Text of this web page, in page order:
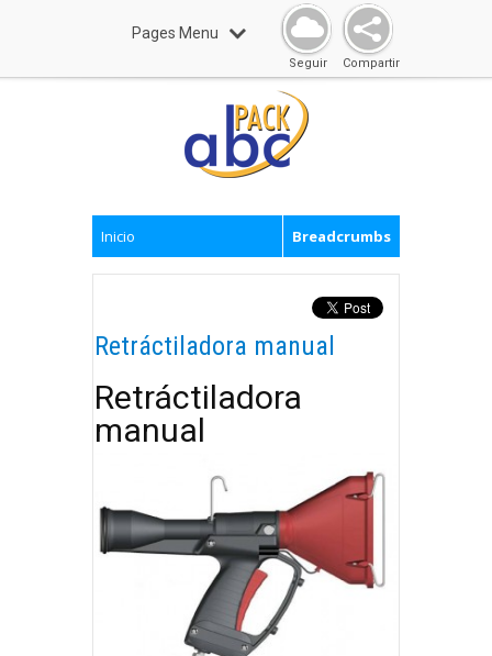
Pages Menu
Compartir
Seguir
Inicio Breadcrumbs
Retráctiladora manual
Retráctiladora
manual